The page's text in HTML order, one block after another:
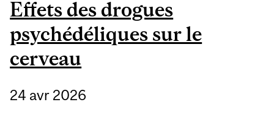
Effets des drogues
psychédéliques sur le
cerveau
24 avr 2026